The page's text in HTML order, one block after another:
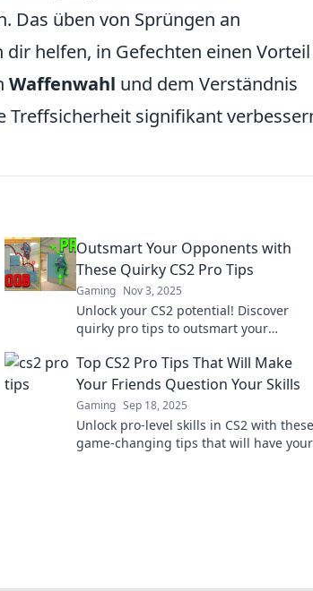
Das üben von Sprüngen an
helfen, in Gefechten einen Vorteil
Waffenwahl und dem Verständnis
Treffsicherheit signifikant
Outsmart Your Opponents with
These Quirky CS2 Pro Tips
Gaming Nov 3, 2025
Unlock your CS2 potential! Discover
quirky pro tips to outsmart your
next level.
Top CS2 Pro Tips That Will Make
Your Friends Question Your Skills
Gaming Sep 18, 2025
Unlock pro-level skills in CS2 with these
game-changing tips that will have your